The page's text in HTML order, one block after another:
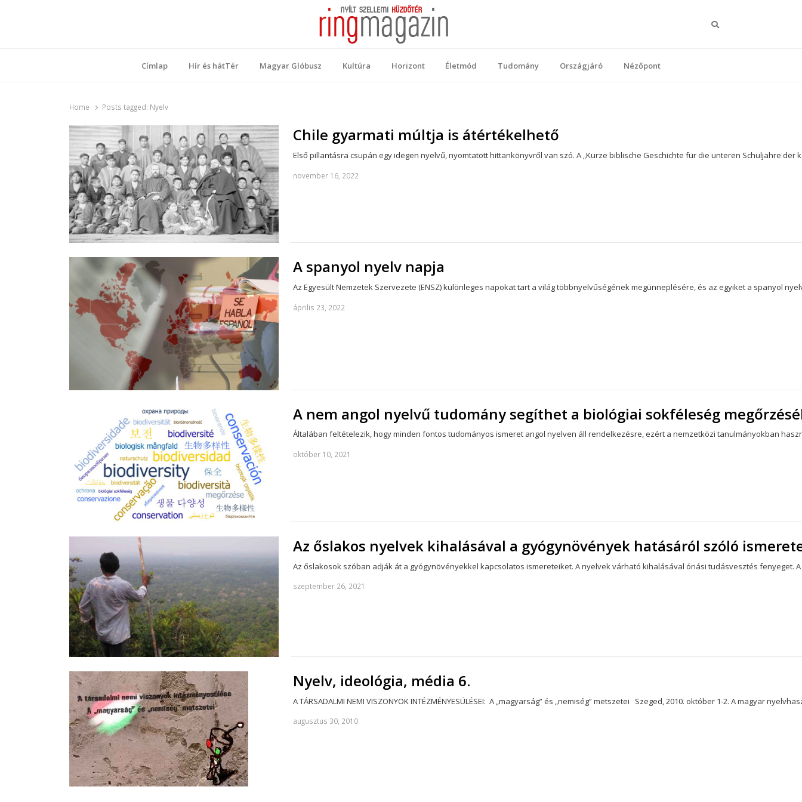
Címlap Hír és hátTér Magyar Glóbusz Kultúra Horizont Életmód Tudomány Országjáró Nézőpont
Home Posts tagged: Nyelv
Chile gyarmati múltja is átértékelhető
Első pillantásra csupán egy idegen nyelvű, nyomtatott hittankönyvről van szó. A „Kurze biblische Geschichte für die unteren Schuljahre der
november 16, 2022
A spanyol nyelv napja
Az Egyesült Nemzetek Szervezete (ENSZ) különleges napokat tart a világ többnyelvűségének megünneplésére, és az egyiket a spanyol
április 23, 2022
A nem angol nyelvű tudomány segíthet a biológiai sokféleség
Általában feltételezik, hogy minden fontos tudományos ismeret angol nyelven áll rendelkezésre, ezért a nemzetközi tanulmányokban
október 10, 2021
Az őslakos nyelvek kihalásával a gyógynövények hatásáról szóló
Az őslakosok szóban adják át a gyógynövényekkel kapcsolatos ismereteiket. A nyelvek várható kihalásával óriási tudásvesztés fenyeget.
szeptember 26, 2021
Nyelv, ideológia, média 6.
A TÁRSADALMI NEMI VISZONYOK INTÉZMÉNYESÜLÉSEI: A „magyarság” és „nemiség” metszetei Szeged, 2010. október 1-2. A magyar
augusztus 30, 2010